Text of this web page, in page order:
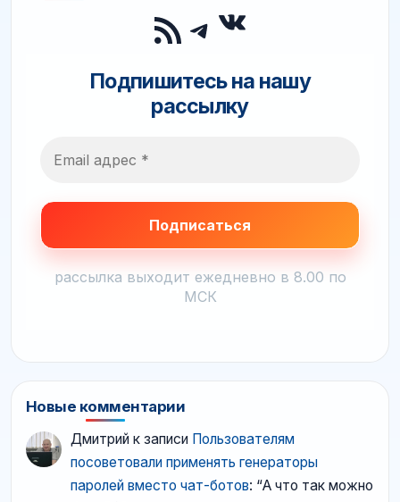
RSS-лента
Telegram
ВКонтакте
Подпишитесь на нашу
рассылку
рассылка выходит ежедневно в 8.00 по
МСК
Новые комментарии
Дмитрий к записи Пользователям
посоветовали применять генераторы
паролей вместо чат-ботов: “А что так можно